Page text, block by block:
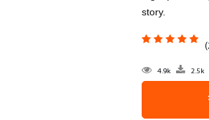
story.
4.9k 2.5k